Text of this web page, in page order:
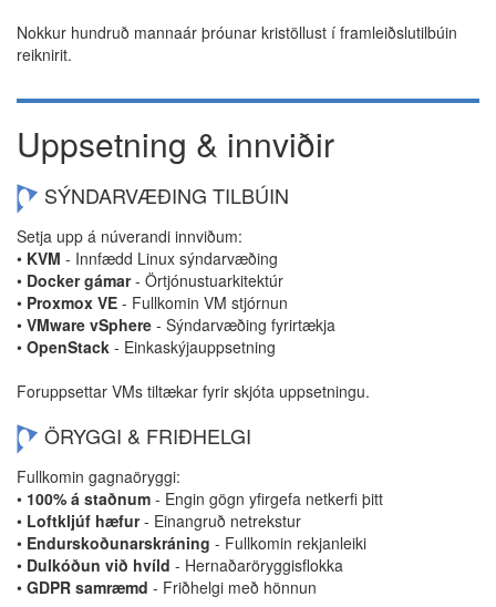
Nokkur hundruð mannaár þróunar kristöllust í framleiðslutilbúin
reiknirit.
Uppsetning & innviðir
SÝNDARVÆÐING TILBÚIN
Setja upp á núverandi innviðum:
• KVM - Innfædd Linux sýndarvæðing
• Docker gámar- Örtjónustuarkitektúr
• Proxmox VE - Fullkomin VM stjórnun
• VMware vSphere - Sýndarvæðing fyrirtækja
• OpenStack - Einkaskýjauppsetning
Foruppsettar VMs tiltækar fyrir skjóta uppsetningu.
ÖRYGGI & FRIÐHELGI
Fullkomin gagnaöryggi:
• 100% á staðnum - Engin gögn yfirgefa netkerfi þitt
• Loftkljúf hæfur- Einangruð netrekstur
• Endurskoðunarskráning - Fullkomin rekjanleiki
• Dulkóðun við hvíld - Hernaðaröryggisflokka
• GDPR samræmd - Friðhelgi með hönnun